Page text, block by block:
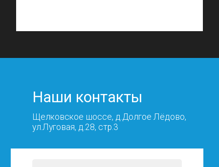
Наши контакты
Щелковское шоссе, д.Долгое Лёдово,
ул.Луговая, д.28, стр.3